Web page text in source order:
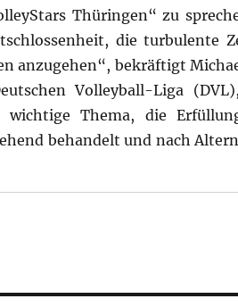
Thüringen“ zu
die turbulente
anzugehen“, bekräftigt
Volleyball-Liga
Thema, die
behandelt und nach